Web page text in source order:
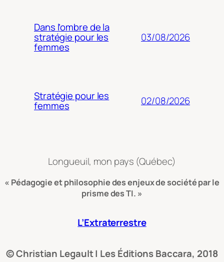
Dans l’ombre de la
stratégie pour les
femmes
03/08/2026
Stratégie pour les
femmes 02/08/2026
Longueuil, mon pays (Québec)
« Pédagogie et philosophie des enjeux de société par le
prisme des TI. »
L’Extraterrestre
© Christian Legault | Les Éditions Baccara, 2018